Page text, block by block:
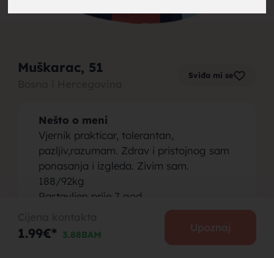
Muškarac, 51 Sviđa mi se
Nešto o meni
Vjernik prakticar, tolerantan,
pazljiv,razumam. Zdrav i pristojnog sam
ponasanja i izgleda. Zivim sam.
188/92kg
Rastavljen prije 7 god
Nikad se nisam drogirao niti pio alkohol.
Ne kockam ,niti idem po kafanama.
Mrzim tetovaze.
1.99€* 3.88BAM
Upoznaj
brak,
muskarci
za brak,